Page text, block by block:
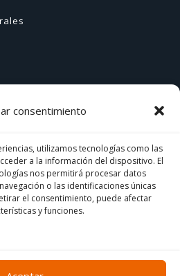
consentimiento
utilizamos tecnologías como las
a la información del dispositivo. El
nos permitirá procesar datos
o las identificaciones únicas
el consentimiento, puede afectar
y funciones.
Barcelona